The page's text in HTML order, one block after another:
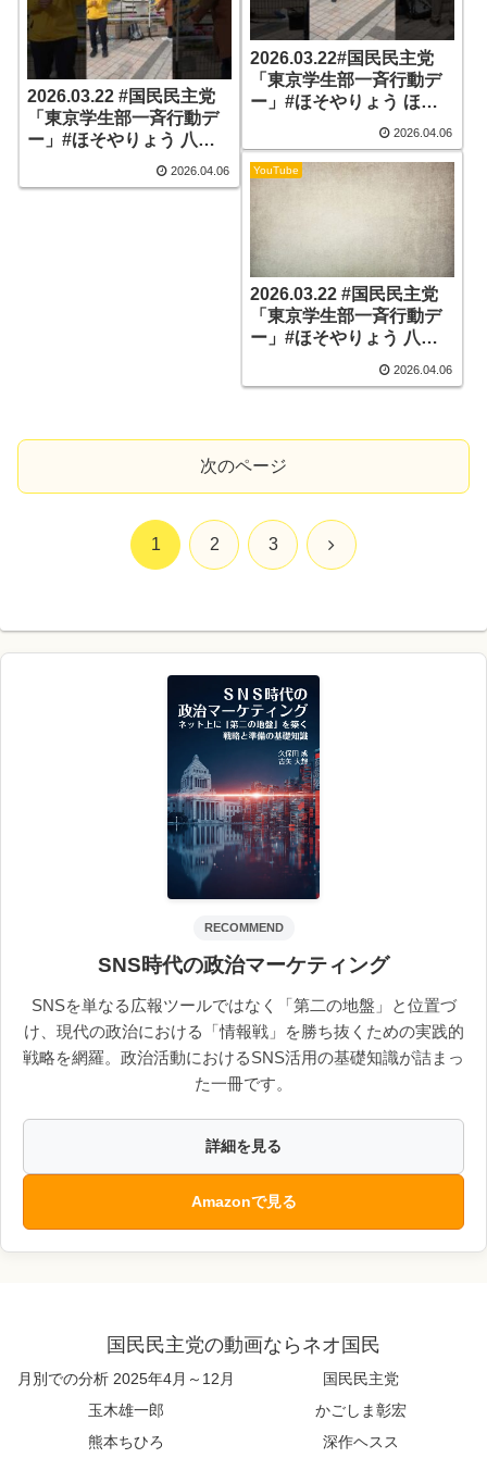
2026.03.22#国民民主党
「東京学生部一斉行動デ
ー」#ほそやりょう ほそ
やりょう八王子市政策委
員の演説(前半) part4
2026.04.06
2026.03.22 #国民民主党
「東京学生部一斉行動デ
ー」#ほそやりょう 八王
子市政策委員の演説(前半)
part5
2026.04.06 YouTube
2026.03.22 #国民民主党
「東京学生部一斉行動デ
ー」#ほそやりょう 八王
2026.04.06
次のページ
1 2 3 次
RECOMMEND
SNS時代の政治マーケティング
SNSを単なる広報ツールではなく「第二の地盤」と位置づ
け、現代の政治における「情報戦」を勝ち抜くための実践的
戦略を網羅。政治活動におけるSNS活用の基礎知識が詰まっ
た一冊です。
詳細を見る
Amazonで見る
国民民主党の動画ならネオ国民
月別での分析 2025年4月～12月
国民民主党
玉木雄一郎
かごしま彰宏
熊本ちひろ
深作ヘスス